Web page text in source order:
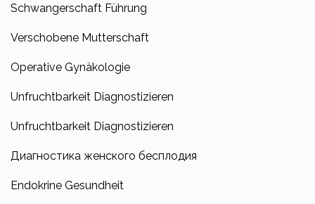
Schwangerschaft Führung
Verschobene Mutterschaft
Operative Gynäkologie
Unfruchtbarkeit Diagnostizieren
Unfruchtbarkeit Diagnostizieren
Диагностика женского бесплодия
Endokrine Gesundheit